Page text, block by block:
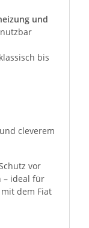
und
bis
cleverem
vor
– ideal für
dem Fiat